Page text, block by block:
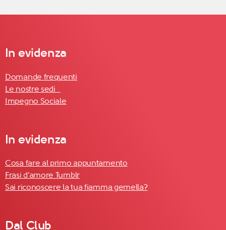
In evidenza
Domande frequenti
Le nostre sedi
Impegno Sociale
In evidenza
Cosa fare al primo appuntamento
Frasi d'amore Tumblr
Sai riconoscere la tua fiamma gemella?
Dal Club